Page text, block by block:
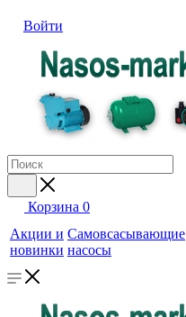
Войти
Корзина 0
Акции и
новинки
Самовсасывающие
насосы